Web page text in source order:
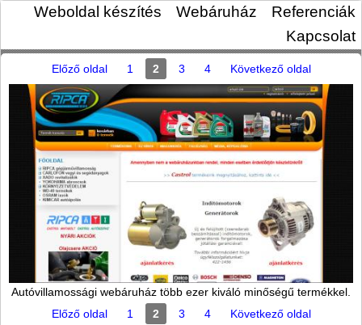
Weboldal készítés Webáruház
Referenciák
Kapcsolat
Előző oldal 1 2 3 4 Következő oldal
Autóvillamossági webáruház több ezer kiváló minőségű termékkel.
Előző oldal
1 2 3 4 Következő oldal